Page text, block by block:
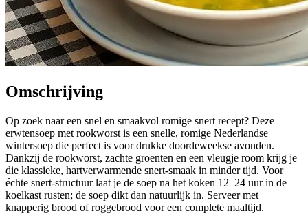
Omschrijving
Op zoek naar een snel en smaakvol romige snert recept? Deze
erwtensoep met rookworst is een snelle, romige Nederlandse
wintersoep die perfect is voor drukke doordeweekse avonden.
Dankzij de rookworst, zachte groenten en een vleugje room krijg je
die klassieke, hartverwarmende snert-smaak in minder tijd. Voor
échte snert-structuur laat je de soep na het koken 12–24 uur in de
koelkast rusten; de soep dikt dan natuurlijk in. Serveer met
knapperig brood of roggebrood voor een complete maaltijd.